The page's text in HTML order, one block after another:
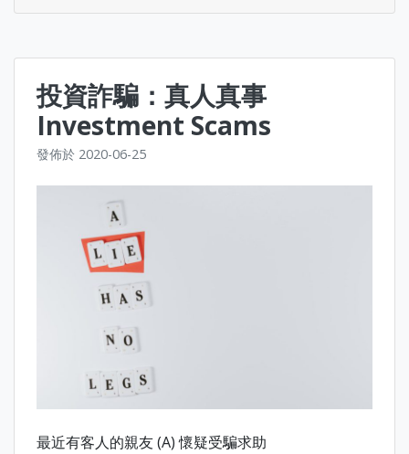
投資詐騙：真人真事
Investment Scams
發佈於 2020-06-25
最近有客人的親友 (A) 懷疑受騙求助